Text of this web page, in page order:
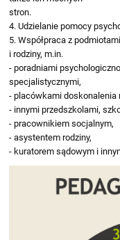
stron.
4. Udzielanie pomocy
5. Współpraca z
i rodziny, m.in.
- poradniami
specjalistycznymi,
- placówkami doskonalenia
- innymi przedszkolami,
- pracownikiem socjalnym,
- asystentem rodziny,
- kuratorem sądowym i